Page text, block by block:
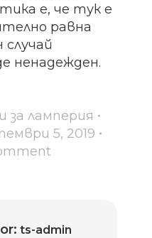
е, че тук е
равна
ненадежден.
ламперия
5, 2019
ts-admin